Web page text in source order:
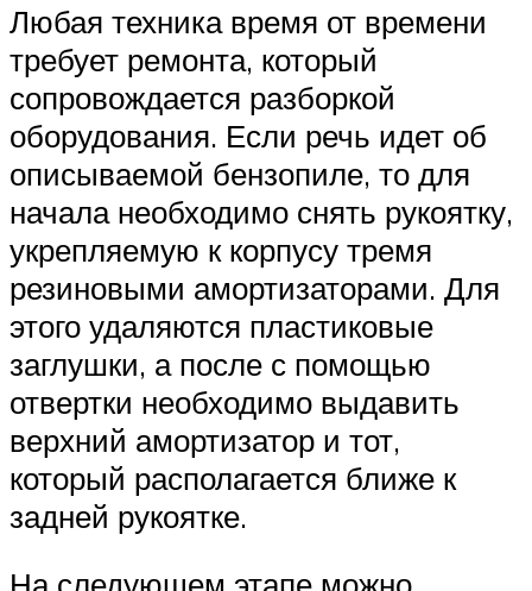
Любая техника время от времени
требует ремонта, который
сопровождается разборкой
оборудования. Если речь идет об
описываемой бензопиле, то для
начала необходимо снять рукоятку,
укрепляемую к корпусу тремя
резиновыми амортизаторами. Для
этого удаляются пластиковые
заглушки, а после с помощью
отвертки необходимо выдавить
верхний амортизатор и тот,
который располагается ближе к
задней рукоятке.